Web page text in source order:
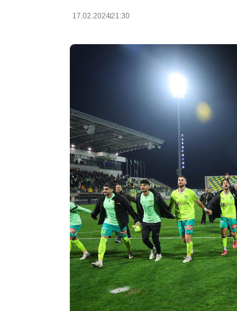
17.02.202421:30